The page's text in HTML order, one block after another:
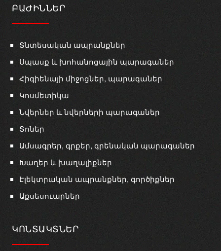
ԲԱԺԻՆՆԵՐ
Տնտեսական ապրանքներ
Սպասք և խոհանոցային պարագաներ
Հիգիենայի միջոցներ, պարագաներ
Կոսմետիկա
Նվերներ և նվերների պարագաներ
Տոներ
Ամսագրեր, գրքեր, գրենական պարագաներ
Խաղեր և խաղալիքներ
Էլեկտրական ապրանքներ, գործիքներ
Աքսեսուարներ
ԿՈՆՏԱԿՏՆԵՐ